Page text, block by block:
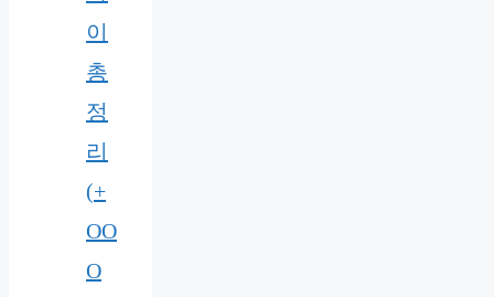
이
총
정
리
(+
OO
O